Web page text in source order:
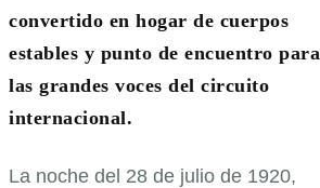
convertido en hogar de cuerpos
estables y punto de encuentro para
las grandes voces del circuito
internacional.
La noche del 28 de julio de 1920,